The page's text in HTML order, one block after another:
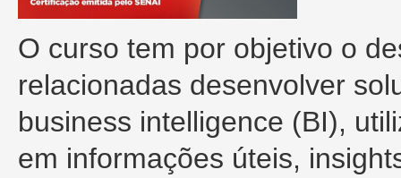
O curso tem por objetivo o
relacionadas desenvolver
business intelligence (BI),
em informações úteis,